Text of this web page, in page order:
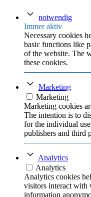
notwendig
Immer aktiv
Necessary cookies
basic functions like
of the website. The
these cookies.
Marketing
Marketing
Marketing cookies
The intention is to
for the individual
publishers and third
Analytics
Analytics
Analytics cookies
visitors interact with
information